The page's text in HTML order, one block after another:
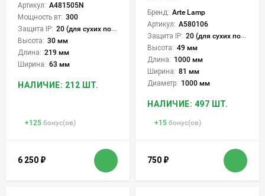
Артикул: A481505N
Мощность вт: 300
Защита IP: 20 (для сухих пом.)
Высота: 30 мм
Длина: 219 мм
Ширина: 63 мм
НАЛИЧИЕ: 212 ШТ.
+125 бонус(ов)
6 250 ₽
Бренд: Arte Lamp
Артикул: A580106
Защита IP: 20 (для сухих пом.)
Высота: 49 мм
Длина: 1000 мм
Ширина: 81 мм
Диаметр: 1000 мм
НАЛИЧИЕ: 497 ШТ.
+15 бонус(ов)
750 ₽